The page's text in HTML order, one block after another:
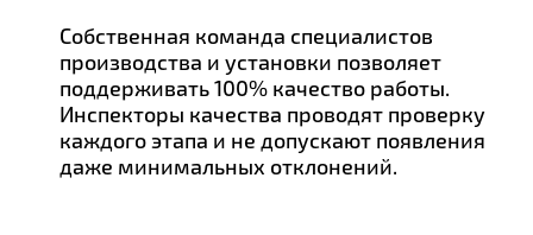
Собственная команда специалистов
производства и установки позволяет
поддерживать 100% качество работы.
Инспекторы качества проводят проверку
каждого этапа и не допускают появления
даже минимальных отклонений.